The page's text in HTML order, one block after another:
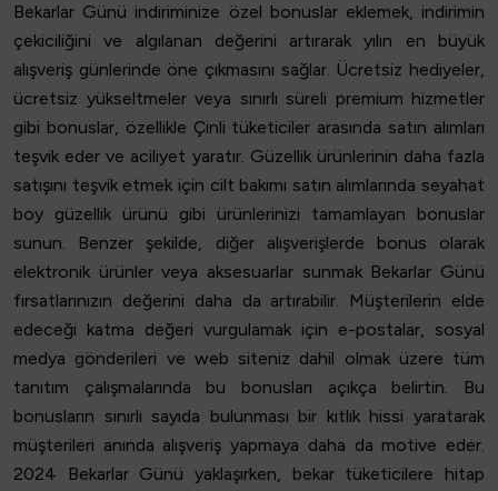
Bekarlar Günü indiriminize özel bonuslar eklemek, indirimin
çekiciliğini ve algılanan değerini artırarak yılın en büyük
alışveriş günlerinde öne çıkmasını sağlar. Ücretsiz hediyeler,
ücretsiz yükseltmeler veya sınırlı süreli premium hizmetler
gibi bonuslar, özellikle Çinli tüketiciler arasında satın alımları
teşvik eder ve aciliyet yaratır. Güzellik ürünlerinin daha fazla
satışını teşvik etmek için cilt bakımı satın alımlarında seyahat
boy güzellik ürünü gibi ürünlerinizi tamamlayan bonuslar
sunun. Benzer şekilde, diğer alışverişlerde bonus olarak
elektronik ürünler veya aksesuarlar sunmak Bekarlar Günü
fırsatlarınızın değerini daha da artırabilir. Müşterilerin elde
edeceği katma değeri vurgulamak için e-postalar, sosyal
medya gönderileri ve web siteniz dahil olmak üzere tüm
tanıtım çalışmalarında bu bonusları açıkça belirtin. Bu
bonusların sınırlı sayıda bulunması bir kıtlık hissi yaratarak
müşterileri anında alışveriş yapmaya daha da motive eder.
2024 Bekarlar Günü yaklaşırken, bekar tüketicilere hitap